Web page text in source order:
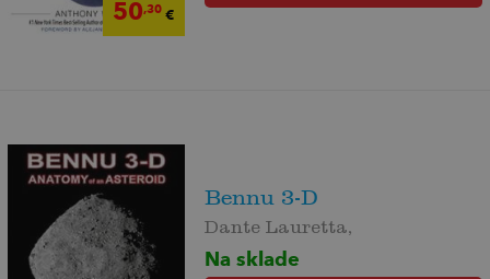
50,30€
Bennu 3-D
Dante Lauretta,
Na sklade